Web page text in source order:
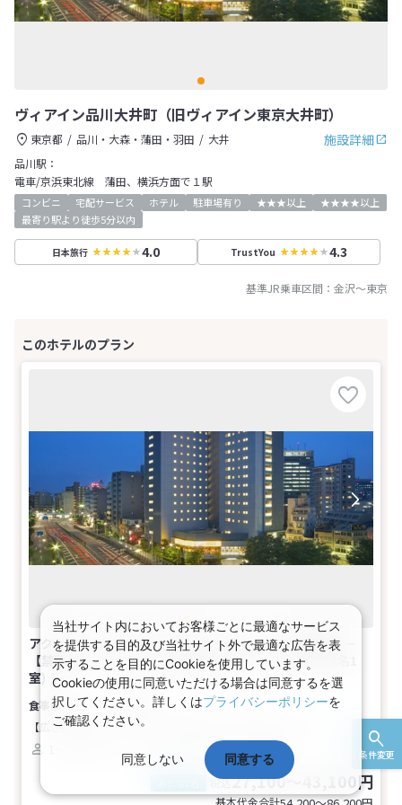
条件変更
ヴィアイン品川大井町（旧ヴィアイン東京大井町）
施設詳細
東京都 品川・大森・蒲田・羽田
大井
品川駅：
電車/京浜東北線 蒲田、横浜方面で１駅
コンビニ 宅配サービス ホテル 駐車場有り ★★★以上
★★★★以上
最寄り駅より徒歩5分以内
日本旅行 4.0 TrustYou 4.3
基準JR乗車区間： 金沢～東京
アクセスセットで行く！Ｗｅｂコレスペシャル★首都圏 －
【禁煙】シングル（２名の場合はセミダブル）(1名～2名1
室)
食事なし
【広さ】12.8平米
【ベッド】幅140cm×長さ195cm（1台）
トイレ
税込27,100～43,100円
基本代金合計
当社サイト内においてお客様ごとに最適なサービス
を提供する目的及び当社サイト外で最適な広告を表
示することを目的にCookieを使用しています。
Cookieの使用に同意いただける場合は同意するを選
択してください。詳しくはプライバシーポリシーを
ご確認ください。
同意しない 同意する